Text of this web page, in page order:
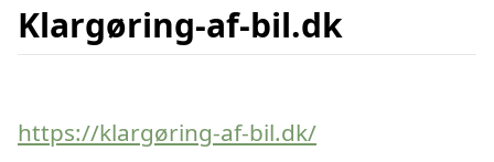
Klargøring-af-bil.dk
https://klargøring-af-bil.dk/